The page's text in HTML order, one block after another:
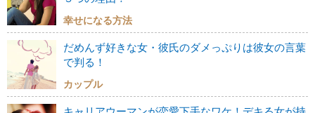
幸せになる方法
だめんず好きな女・彼氏のダメっぷりは彼女の言葉
で判る！
カップル